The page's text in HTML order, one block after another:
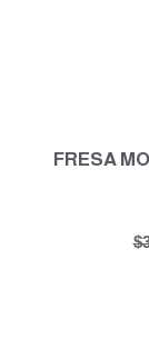
FRESA
$